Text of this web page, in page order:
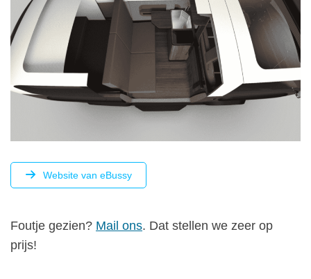
Website van eBussy
FOUTJE
GEZIEN?
Foutje gezien? Mail ons. Dat stellen we zeer op
prijs!